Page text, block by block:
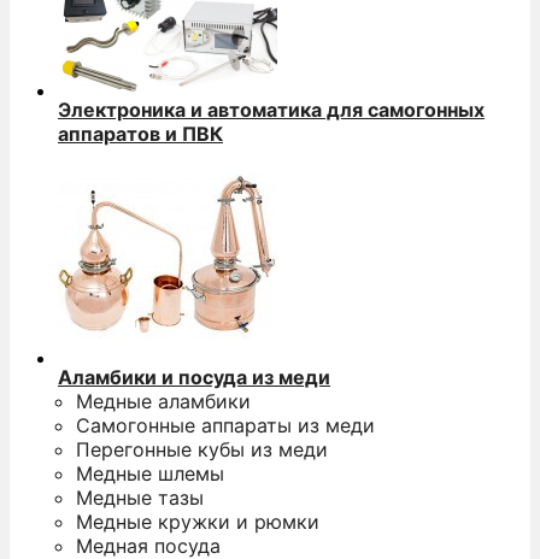
Электроника и автоматика для самогонных
аппаратов и ПВК
Аламбики и посуда из меди
Медные аламбики
Самогонные аппараты из меди
Перегонные кубы из меди
Медные шлемы
Медные тазы
Медные кружки и рюмки
Медная посуда